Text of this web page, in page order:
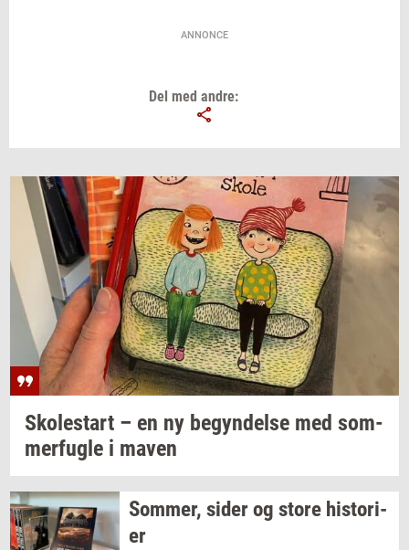
ANNONCE
Del med andre:
Sko­lestart – en ny be­gyn­del­se med som­
mer­fug­le i maven
Som­mer, sider og store hi­sto­ri­
er